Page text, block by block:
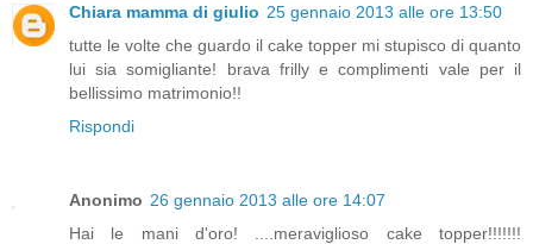
Chiara mamma di giulio 25 gennaio 2013 alle ore 13:50
tutte le volte che guardo il cake topper mi stupisco di quanto
lui sia somigliante! brava frilly e complimenti vale per il
bellissimo matrimonio!!
Rispondi
Anonimo 26 gennaio 2013 alle ore 14:07
Hai le mani d'oro! ....meraviglioso cake topper!!!!!!!